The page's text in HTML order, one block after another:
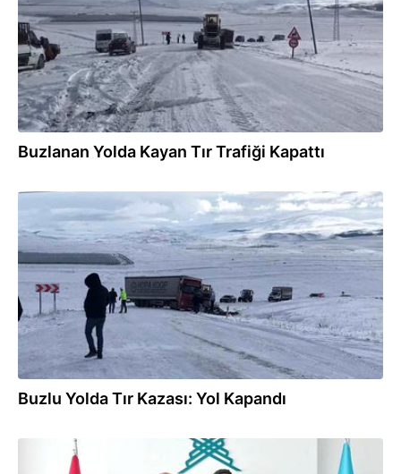
Buzlanan Yolda Kayan Tır Trafiği Kapattı
29.11.2024
Buzlu Yolda Tır Kazası: Yol Kapandı
21.10.2024